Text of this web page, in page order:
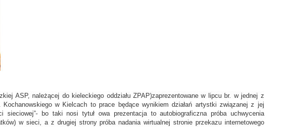
ASP, należącej do kieleckiego oddziału ZPAP)zaprezentowane w lipcu br. w jednej z
w Kielcach to prace będące wynikiem działań artystki związanej z jej
sieciowej”- bo taki nosi tytuł owa prezentacja to autobiograficzna próba uchwycenia
w sieci, a z drugiej strony próba nadania wirtualnej stronie przekazu internetowego